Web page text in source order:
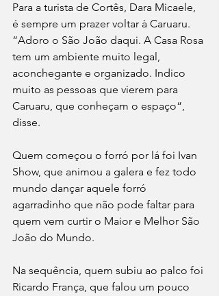
Para a turista de Cortês, Dara Micaele,
é sempre um prazer voltar à Caruaru.
“Adoro o São João daqui. A Casa Rosa
tem um ambiente muito legal,
aconchegante e organizado. Indico
muito as pessoas que vierem para
Caruaru, que conheçam o espaço“,
disse.
Quem começou o forró por lá foi Ivan
Show, que animou a galera e fez todo
mundo dançar aquele forró
agarradinho que não pode faltar para
quem vem curtir o Maior e Melhor São
João do Mundo.
Na sequência, quem subiu ao palco foi
Ricardo França, que falou um pouco